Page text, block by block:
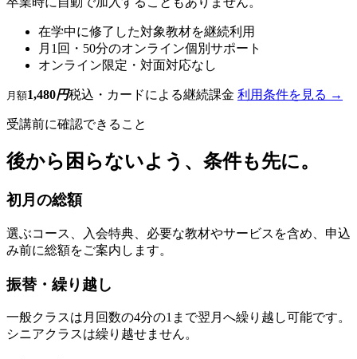
在学中に修了した対象教材を継続利用
月1回・50分のオンライン個別サポート
オンライン限定・対面対応なし
月額1,480円税込・カードによる継続課金 利用条件を見る →
受講前に確認できること
後から困らないよう、条件も先に。
初月の総額
選ぶコース、入会特典、必要な教材やサービスを含め、申込
み前に総額をご案内します。
振替・繰り越し
一般クラスは月回数の4分の1まで翌月へ繰り越し可能です。
シニアクラスは繰り越せません。